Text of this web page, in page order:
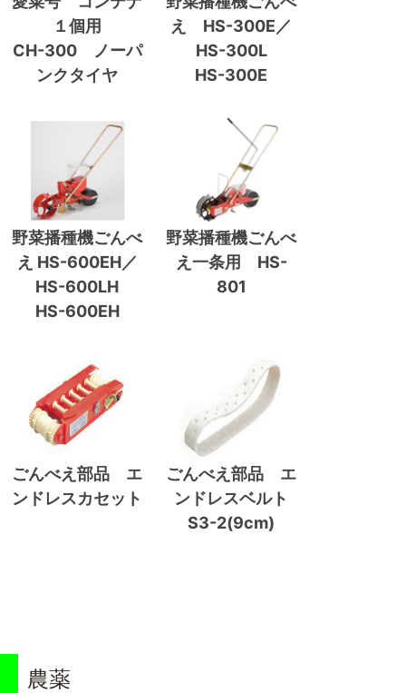
１個用
CH-300 ノーパ
ンクタイヤ
え HS-300E／
HS-300L
HS-300E
野菜播種機ごんべ
え HS-600EH／
HS-600LH
HS-600EH
野菜播種機ごんべ
え一条用 HS-
801
ごんべえ部品 エ
ンドレスカセット
ごんべえ部品 エ
ンドレスベルト
S3-2(9cm)
農薬